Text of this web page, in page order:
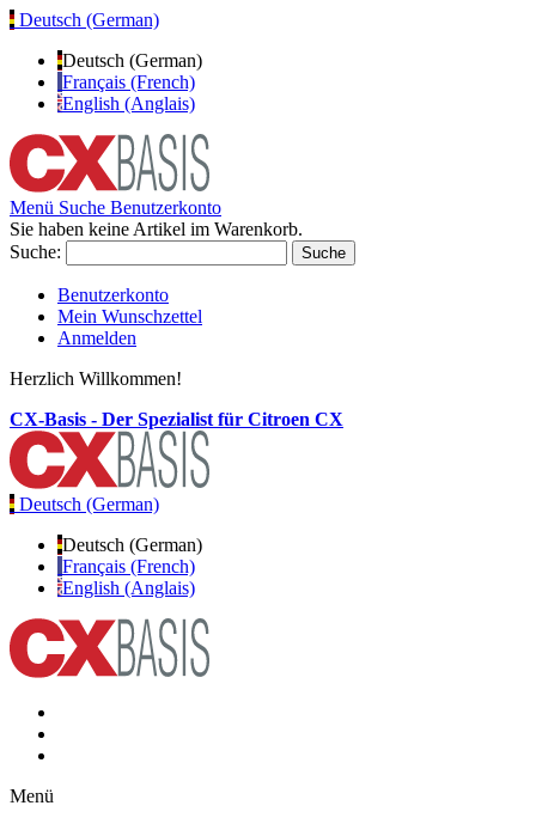
Deutsch (German)
Deutsch (German)
Français (French)
English (Anglais)
Menü Suche Benutzerkonto
Sie haben keine Artikel im Warenkorb.
Suche:
Suche
Benutzerkonto
Mein Wunschzettel
Anmelden
Herzlich Willkommen!
CX-Basis - Der Spezialist für Citroen CX
Deutsch (German)
Deutsch (German)
Français (French)
English (Anglais)
Menü